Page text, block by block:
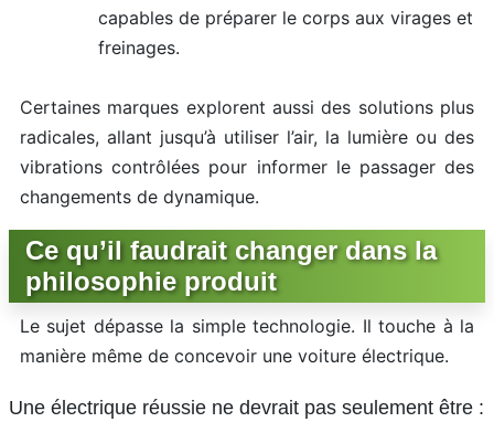
capables de préparer le corps aux virages et
freinages.
Certaines marques explorent aussi des solutions plus
radicales, allant jusqu’à utiliser l’air, la lumière ou des
vibrations contrôlées pour informer le passager des
changements de dynamique.
Ce qu’il faudrait changer dans la
philosophie produit
Le sujet dépasse la simple technologie. Il touche à la
manière même de concevoir une voiture électrique.
Une électrique réussie ne devrait pas seulement être :